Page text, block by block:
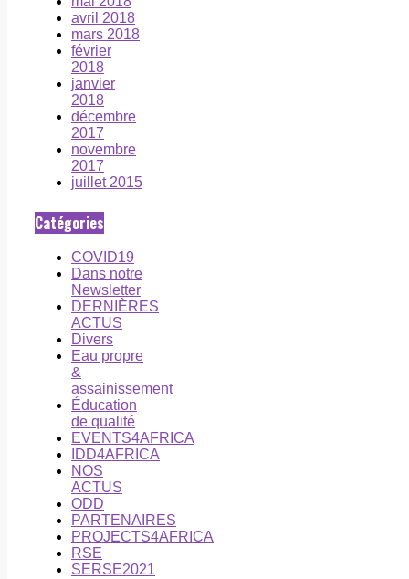
avril 2018
mars 2018
février
2018
janvier
2018
décembre
2017
novembre
2017
juillet 2015
Catégories
COVID19
Dans notre
Newsletter
DERNIÈRES
ACTUS
Divers
Eau propre
&
assainissement
Éducation
de qualité
EVENTS4AFRICA
IDD4AFRICA
NOS
ACTUS
ODD
PARTENAIRES
PROJECTS4AFRICA
RSE
SERSE2021